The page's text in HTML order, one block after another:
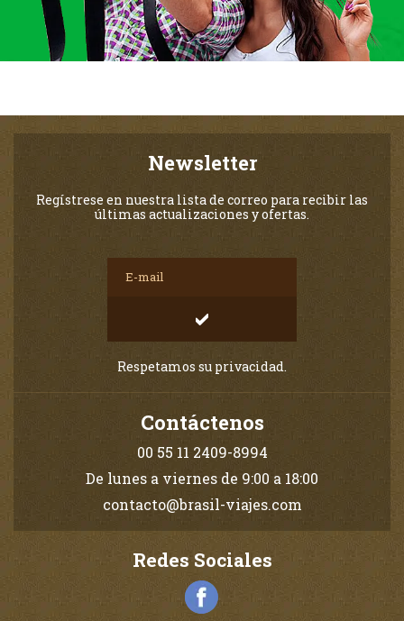
Newsletter
Regístrese en nuestra lista de correo para recibir las
últimas actualizaciones y ofertas.
Respetamos su privacidad.
Contáctenos
00 55 11 2409-8994
De lunes a viernes de 9:00 a 18:00
contacto@brasil-viajes.com
Redes Sociales